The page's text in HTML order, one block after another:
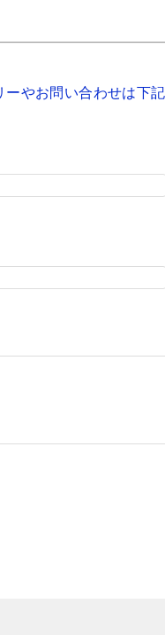
やお問い合わせは下